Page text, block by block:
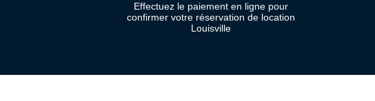
Effectuez le paiement en ligne pour
confirmer votre réservation de location
Louisville